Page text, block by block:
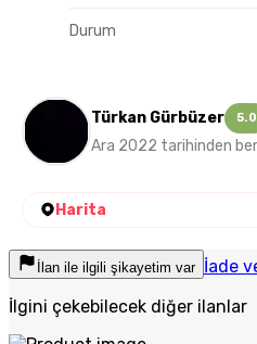
Durum
Türkan Gürbüzer 5.0
Ara 2022 tarihinden
Harita
İlan ile ilgili şikayetim var İade
İlgini çekebilecek diğer ilanlar